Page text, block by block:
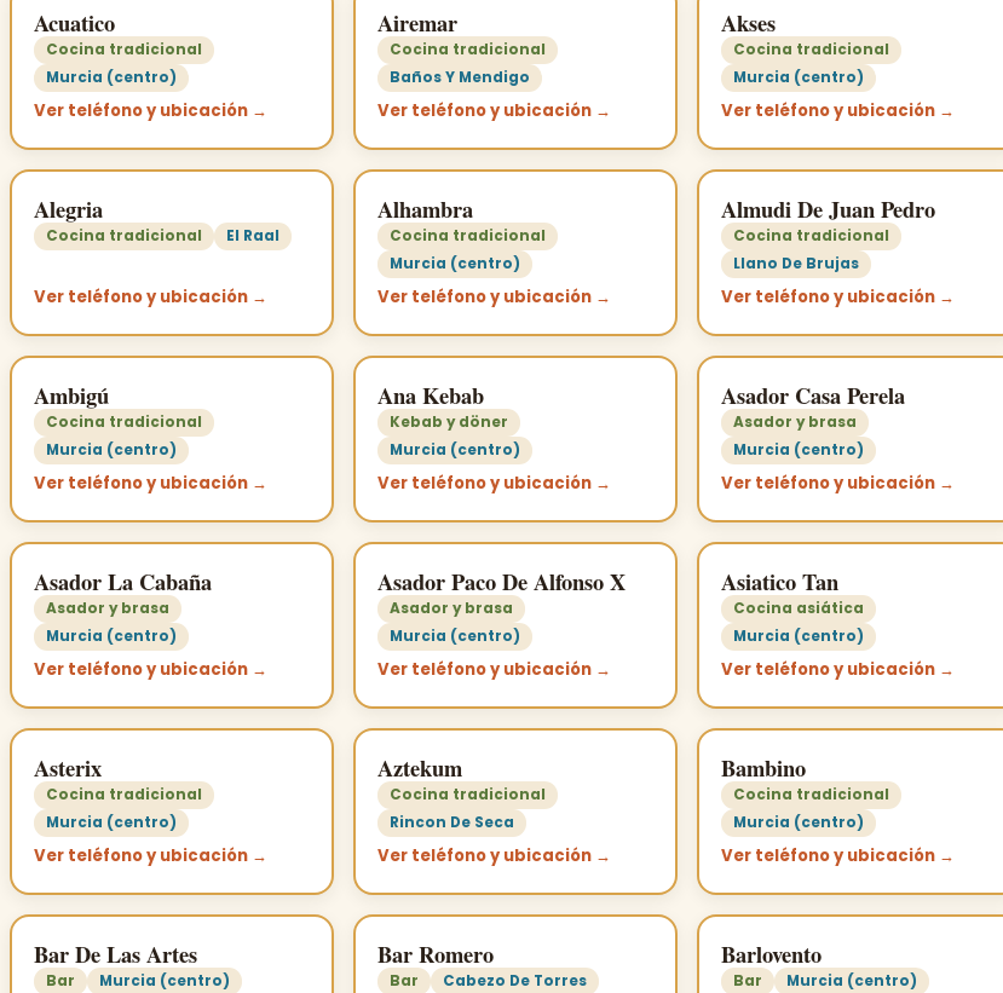
Acuatico
Cocina tradicional
Murcia (centro)
Ver teléfono y ubicación →
Airemar
Cocina tradicional
Baños Y Mendigo
Ver teléfono y ubicación →
Akses
Cocina tradicional
Murcia (centro)
Ver teléfono y ubicación →
Alegria
Cocina tradicional El Raal
Ver teléfono y ubicación →
Alhambra
Cocina tradicional
Murcia (centro)
Ver teléfono y ubicación →
Almudi De Juan Pedro
Cocina tradicional
Llano De Brujas
Ver teléfono y ubicación →
Ambigú
Cocina tradicional
Murcia (centro)
Ver teléfono y ubicación →
Ana Kebab
Kebab y döner
Murcia (centro)
Ver teléfono y ubicación →
Asador Casa Perela
Asador y brasa
Murcia (centro)
Ver teléfono y ubicación →
Asador La Cabaña
Asador y brasa
Murcia (centro)
Ver teléfono y ubicación →
Asador Paco De Alfonso X
Asador y brasa
Murcia (centro)
Ver teléfono y ubicación →
Asiatico Tan
Cocina asiática
Murcia (centro)
Ver teléfono y ubicación →
Asterix
Cocina tradicional
Murcia (centro)
Ver teléfono y ubicación →
Aztekum
Cocina tradicional
Rincon De Seca
Ver teléfono y ubicación →
Bambino
Cocina tradicional
Murcia (centro)
Ver teléfono y ubicación →
Bar De Las Artes
Bar Murcia (centro)
Bar Romero
Bar Cabezo De Torres
Barlovento
Bar Murcia (centro)